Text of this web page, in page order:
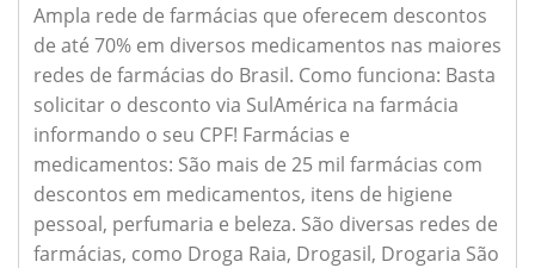
Ampla rede de farmácias que oferecem descontos
de até 70% em diversos medicamentos nas maiores
redes de farmácias do Brasil. Como funciona: Basta
solicitar o desconto via SulAmérica na farmácia
informando o seu CPF! Farmácias e
medicamentos: São mais de 25 mil farmácias com
descontos em medicamentos, itens de higiene
pessoal, perfumaria e beleza. São diversas redes de
farmácias, como Droga Raia, Drogasil, Drogaria São